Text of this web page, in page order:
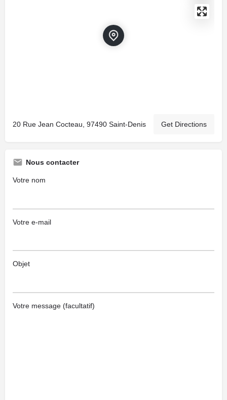
20 Rue Jean Cocteau, 97490 Saint-Denis Get Directions
Nous contacter
Votre nom
Votre e-mail
Objet
Votre message (facultatif)